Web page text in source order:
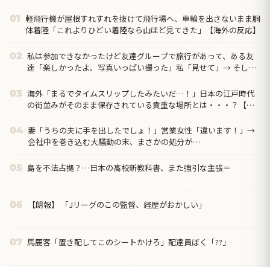
01 軽飛行機が屋根すれすれを抜けて飛行場へ、車輪を出さないまま胴
体着陸「これよりひどい着陸なら山ほど見てきた」【海外の反応】
02 私は参加できなかったけど友達グループで旅行があって、ある友
達「楽しかったよ。写真いっぱい撮った」私「見せて」→ そした
03 海外「まるでタイムスリップしたみたいだ…！」日本の江戸時代
の街並みがそのまま保存されている貴重な場所とは・・・？【海
04 妻「うちの夫に手を出したでしょ！」営業女性「違います！」→
会社中を巻き込む大騒動の末、まさかの処分が…
05 島を不法占拠？…日本の高校新教科書、また強引な主張＝
06 【朗報】 「Jリーグのこの監督、経歴がおかしい」
07 馬鹿客「置き配してこのシートかけろ」配達員ぼく「??」